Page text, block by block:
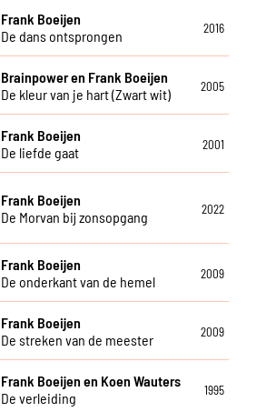
Frank Boeijen
De dans ontsprongen
2016
Brainpower en Frank Boeijen
De kleur van je hart (Zwart wit)
2005
Frank Boeijen
De liefde gaat
2001
Frank Boeijen
De Morvan bij zonsopgang
2022
Frank Boeijen
De onderkant van de hemel
2009
Frank Boeijen
De streken van de meester
2009
Frank Boeijen en Koen Wauters
De verleiding
1995